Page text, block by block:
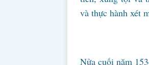
và thực hành xét
Nửa cuối năm